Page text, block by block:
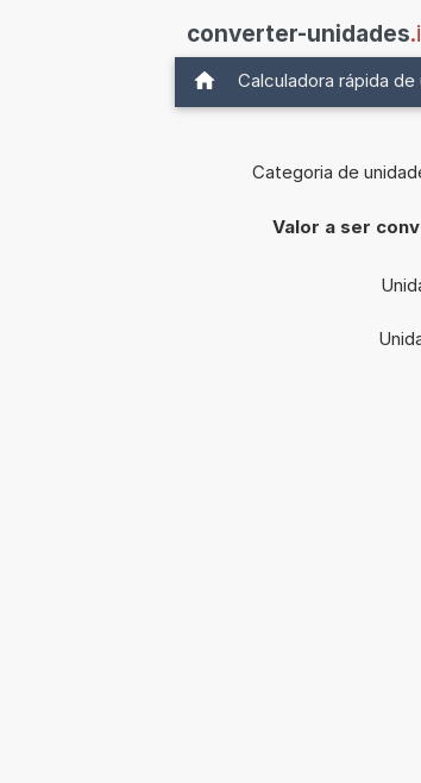
converter-unidades
Calculadora rápida de
Categoria de
Valor a ser